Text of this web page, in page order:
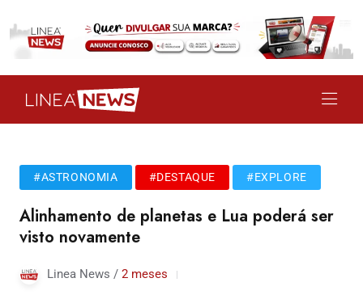
#ASTRONOMIA #DESTAQUE #EXPLORE
Alinhamento de planetas e Lua poderá ser
visto novamente
Linea News / 2 meses